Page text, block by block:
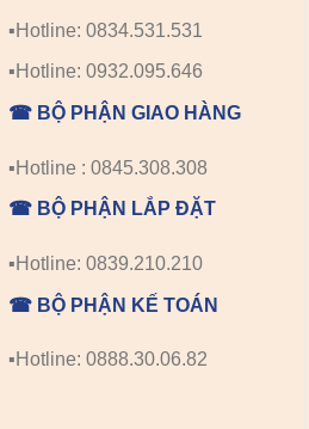
▪️Hotline: 0834.531.531
▪️Hotline: 0932.095.646
☎ BỘ PHẬN GIAO HÀNG
▪️Hotline : 0845.308.308
☎ BỘ PHẬN LẮP ĐẶT
▪️Hotline: 0839.210.210
☎ BỘ PHẬN KẾ TOÁN
▪️Hotline: 0888.30.06.82